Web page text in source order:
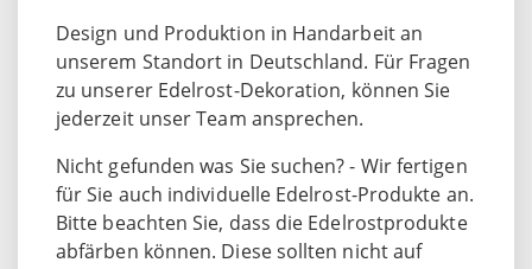
Design und Produktion in Handarbeit an
unserem Standort in Deutschland. Für Fragen
zu unserer Edelrost-Dekoration, können Sie
jederzeit unser Team ansprechen.
Nicht gefunden was Sie suchen? - Wir fertigen
für Sie auch individuelle Edelrost-Produkte an.
Bitte beachten Sie, dass die Edelrostprodukte
abfärben können. Diese sollten nicht auf